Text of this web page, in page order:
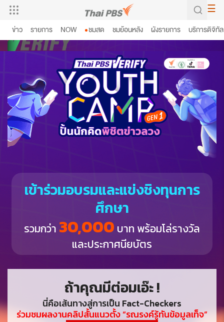
☰
ข่าว
รายการ NOW ชมสด ชมย้อนหลัง ผังรายการ บริการดิจิทัล
Skip
content
เข้าร่วมอบรมและแข่งชิงทุนการ
ศึกษา
รวมกว่า 30,000 บาท พร้อมโล่รางวัล
และประกาศนียบัตร
ถ้าคุณมีต่อมเอ๊ะ !
นี่คือเส้นทางสู่การเป็น Fact-Checkers
ร่วมชมผลงานคลิปสั้นแนวตั้ง “รณรงค์รู้ทันข้อมูลเท็จ”